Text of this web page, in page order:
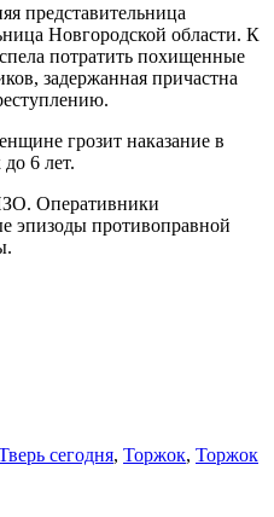
представительница
Новгородской области. К
потратить похищенные
задержанная причастна
грозит наказание в
6 лет.
Оперативники
эпизоды противоправной
сегодня, Торжок, Торжок